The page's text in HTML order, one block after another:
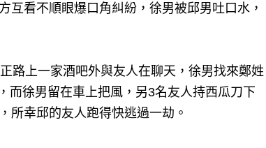
互看不順眼爆口角糾紛，徐男被邱男吐口水，
路上一家酒吧外與友人在聊天，徐男找來鄭姓
而徐男留在車上把風，另3名友人持西瓜刀下
所幸邱的友人跑得快逃過一劫。